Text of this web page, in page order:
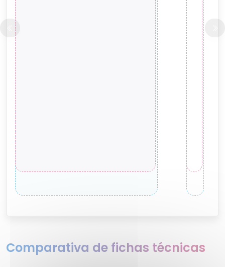
Comparativa de fichas técnicas